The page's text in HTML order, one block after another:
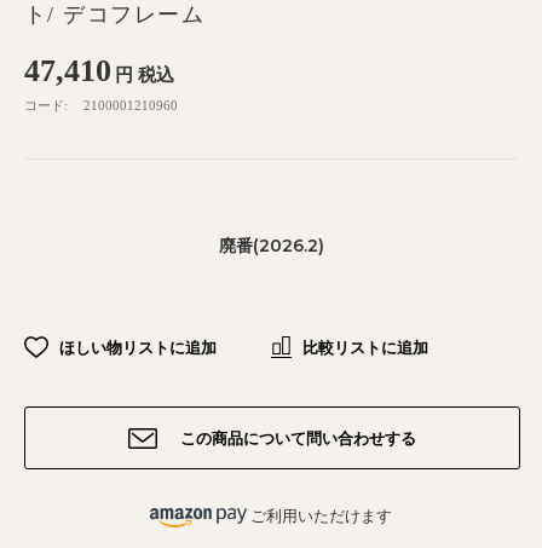
ト/ デコフレーム
47,410 円 税込
コード: 2100001210960
廃番(2026.2)
ほしい物リストに追加 比較リストに追加
この商品について問い合わせする
ご利用いただけます